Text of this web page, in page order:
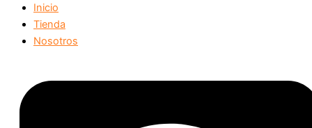
Inicio
Tienda
Nosotros